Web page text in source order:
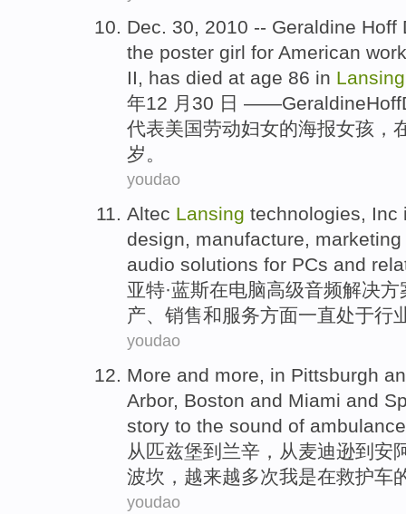
Dec. 30, 2010 -- Geraldine Hoff
the poster girl for American
II, has died at age 86 in Lansing
年12 月 30 日 ——GeraldineHoff
代表美国劳动妇女的海报女孩 ，
岁。
youdao
Altec Lansing technologies, Inc
design, manufacture, marketing
audio solutions for PCs and
亚特·蓝斯在电脑高级音频解决方
产、 销售和服务方面一直处于行
youdao
More and more, in Pittsburgh
Arbor, Boston and Miami and
story to the sound of ambulance
从 匹兹堡到兰辛 ， 从麦迪逊到 安
波坎 ，越来越多次我是在救护车
youdao